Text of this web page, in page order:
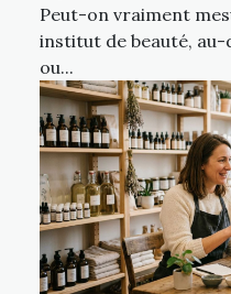
Peut-on vraiment
institut de beauté, au-
ou...